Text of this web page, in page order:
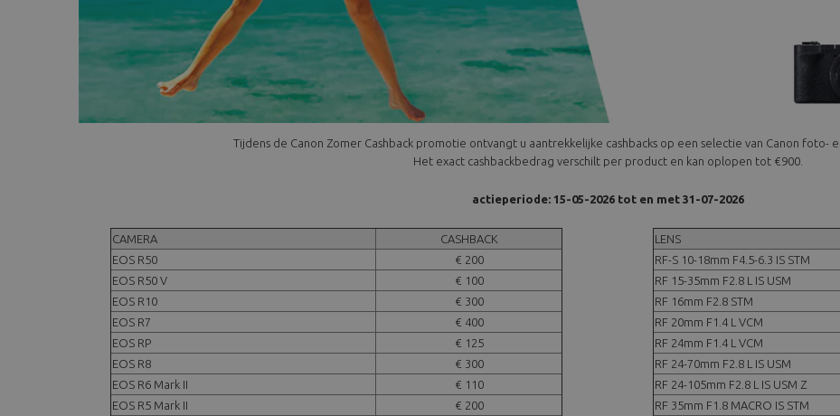
Tijdens de Canon Zomer Cashback promotie ontvangt u aantrekkelijke cashbacks op een selectie van Canon foto-
Het exact cashbackbedrag verschilt per product en kan oplopen tot €900.
actieperiode: 15-05-2026 tot en met 31-07-2026
CAMERA
CASHBACK
EOS R50
€ 200
EOS R50 V
€ 100
EOS R10
€ 300
EOS R7
€ 400
EOS RP
€ 125
EOS R8
€ 300
EOS R6 Mark II
€ 110
EOS R5 Mark II
€ 200
LENS
RF-S 10-18mm F4.5-6.3 IS STM
RF 15-35mm F2.8 L IS USM
RF 16mm F2.8 STM
RF 20mm F1.4 L VCM
RF 24mm F1.4 L VCM
RF 24-70mm F2.8 L IS USM
RF 24-105mm F2.8 L IS USM Z
RF 35mm F1.8 MACRO IS STM